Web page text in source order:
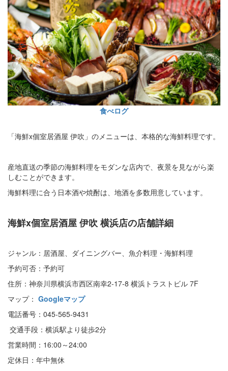
食べログ
「海鮮x個室居酒屋 伊吹」のメニューは、本格的な海鮮料理です。
産地直送の季節の海鮮料理をモダンな店内で、夜景を見ながら楽
しむことができます。
海鮮料理に合う日本酒や焼酎は、地酒を多数用意しています。
海鮮x個室居酒屋伊吹 横浜店の店舗詳細
ジャンル：居酒屋、ダイニングバー、魚介料理・海鮮料理
予約可否：予約可
住所：神奈川県横浜市西区南幸2-17-8 横浜トラストビル 7F
マップ： Googleマップ
電話番号：045-565-9431
交通手段：横浜駅より徒歩2分
営業時間：16:00～24:00
定休日：年中無休